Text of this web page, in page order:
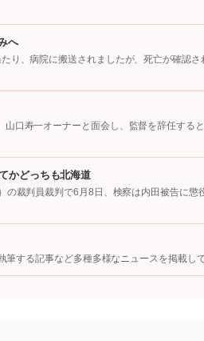
へ
り、病院に搬送されましたが、死亡が確認
口寿一オーナーと面会し、監督を辞任する
かどっちも北海道
裁判員裁判で6月8日、検察は内田被告に懲
筆する記事など多種多様なニュースを掲載し